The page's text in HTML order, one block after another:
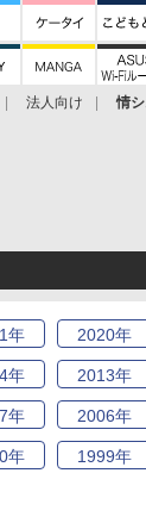
法人向け 情
年 2020年
年 2013年
年 2006年
年 1999年